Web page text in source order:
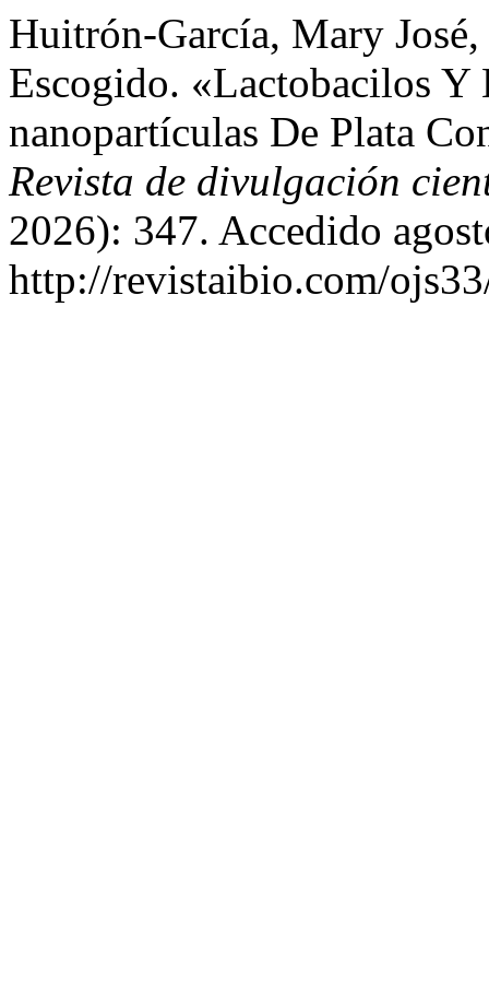
Huitrón-García, Mary
Escogido. «Lactobacilos
nanopartículas De Plata
Revista de divulgación
2026): 347. Accedido
http://revistaibio.com/